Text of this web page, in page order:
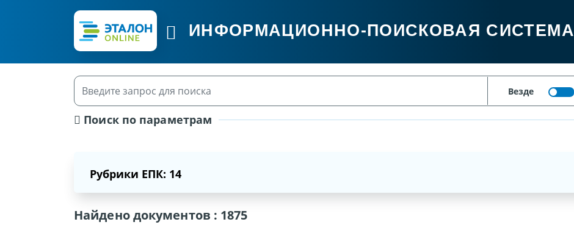
ИНФОРМАЦИОННО-ПОИСКОВАЯ СИСТЕМА
Поиск по параметрам
Рубрики ЕПК: 14
Найдено документов : 1875